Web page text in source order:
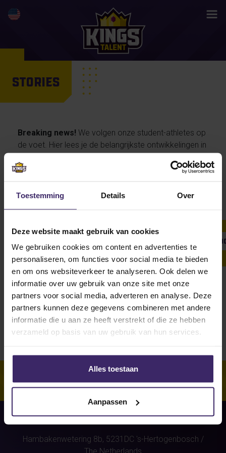
Toestemming Details Over
Deze website maakt gebruik van cookies
We gebruiken cookies om content en advertenties te
personaliseren, om functies voor social media te bieden
en om ons websiteverkeer te analyseren. Ook delen we
informatie over uw gebruik van onze site met onze
partners voor social media, adverteren en analyse. Deze
partners kunnen deze gegevens combineren met andere
informatie die u aan ze heeft verstrekt of die ze hebben
verzameld op basis van uw gebruik van hun services.
Alles toestaan
Aanpassen
STORIES
Breaking news! We volgen onze student-athletes op
de voet. Hier lees je de belangrijkste ontwikkelingen in
persoonlijke verhalen van onze talenten… en straks
Unfortunately, for this athlete
(Mats Hofland)were no stories
found.
Hambakenwetering 8b, 5231DC 's-Hertogenbosch /